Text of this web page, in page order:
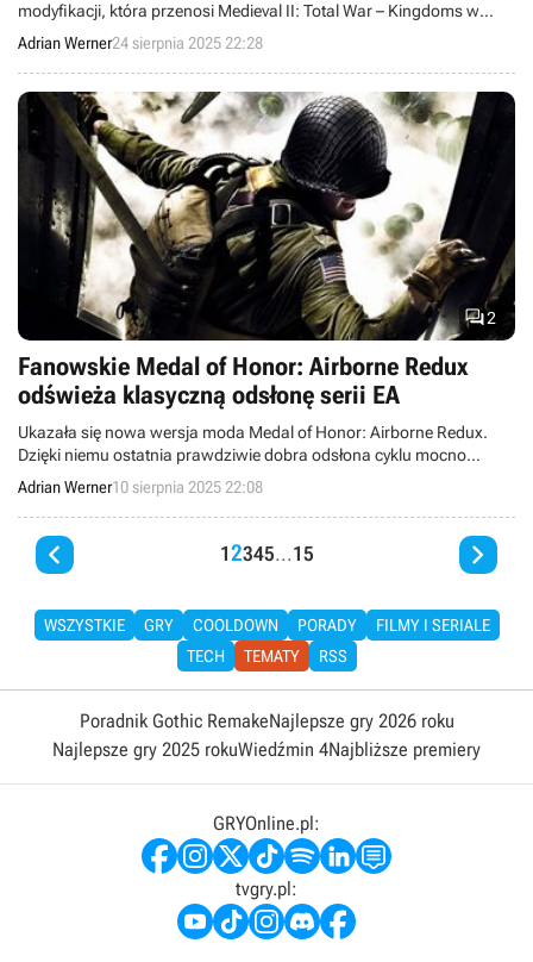
modyfikacji, która przenosi Medieval II: Total War – Kingdoms w
czasy starożytnych Chin.
Adrian Werner24 sierpnia 2025 22:28
2
Fanowskie Medal of Honor: Airborne Redux
odświeża klasyczną odsłonę serii EA
Ukazała się nowa wersja moda Medal of Honor: Airborne Redux.
Dzięki niemu ostatnia prawdziwie dobra odsłona cyklu mocno
zyskuje, zwłaszcza pod względem rozgrywki.
Adrian Werner10 sierpnia 2025 22:08
 12345...15 
WSZYSTKIE GRY COOLDOWN PORADY
FILMY I SERIALE
TECH
TEMATY RSS
Poradnik Gothic RemakeNajlepsze gry 2026 roku
Najlepsze gry 2025 rokuWiedźmin 4Najbliższe premiery
GRYOnline.pl:
tvgry.pl: